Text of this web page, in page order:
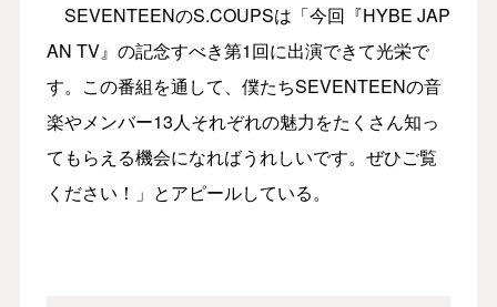
SEVENTEENのS.COUPSは「今回『HYBE JAP
AN TV』の記念すべき第1回に出演できて光栄で
す。この番組を通して、僕たちSEVENTEENの音
楽やメンバー13人それぞれの魅力をたくさん知っ
てもらえる機会になればうれしいです。ぜひご覧
ください！」とアピールしている。